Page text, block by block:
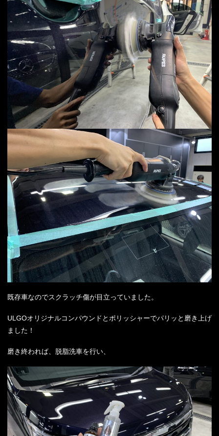
既存車なのでスクラッチ傷が目立っていました。
ULGOオリジナルコンパウンドとポリッシャーでパリッと磨き上げ
ました！
磨き終われば、脱脂洗車を行い、